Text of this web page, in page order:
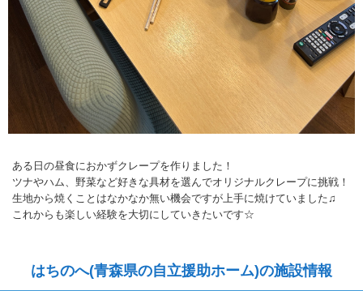
ある日の昼食におかずクレープを作りました！
ツナやハム、野菜など好きな具材を選んでオリジナルクレープに挑戦！
生地から焼くことはなかなか無い機会ですが上手に焼けていました♫
これからも楽しい経験を大切にしていきたいです☆
はちのへ(青森県の自立援助ホーム)の施設情報